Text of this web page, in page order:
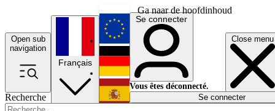
Ga naar de hoofdinhoud
Open sub
navigation
Close menu
Recherche
Français
English
Deutsch
Español
Se connecter
Vous êtes déconnecté.
Se connecter